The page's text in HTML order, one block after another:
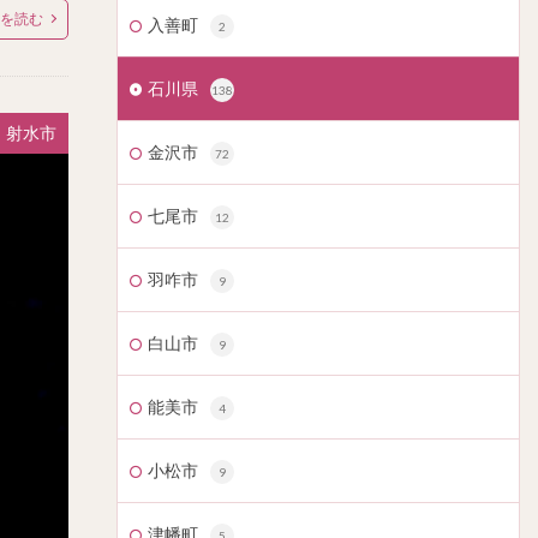
読む
射水市
入善町 2
石川県 138
金沢市 72
七尾市 12
羽咋市 9
白山市 9
能美市 4
小松市 9
津幡町 5